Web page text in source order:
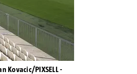
Kovacic/PIXSELL -